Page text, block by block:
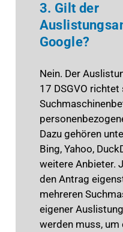
3. Gilt der
Google?
Nein. Der
17 DSGVO
Dazu gehören
Bing, Yahoo,
weitere Anbieter.
den Antrag
mehreren
eigener
werden muss,